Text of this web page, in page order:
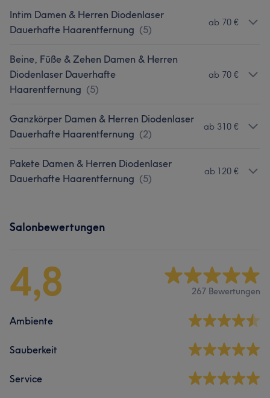
Intim Damen & Herren Diodenlaser
Dauerhafte Haarentfernung (5)
ab 70 €
Beine, Füße & Zehen Damen & Herren
Diodenlaser Dauerhafte
Haarentfernung (5)
ab 70 €
Ganzkörper Damen & Herren Diodenlaser
Dauerhafte Haarentfernung (2)
ab 310 €
Pakete Damen & Herren Diodenlaser
Dauerhafte Haarentfernung (5)
ab 120 €
Salonbewertungen
4,8 267 Bewertungen
Ambiente
Sauberkeit
Service